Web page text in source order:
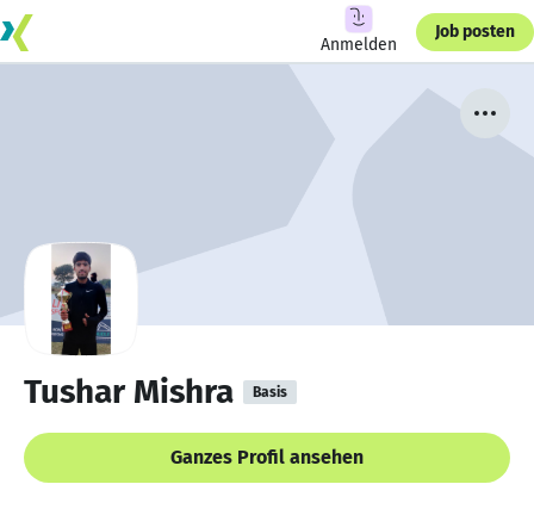
Anmelden
Job posten
Tushar Mishra Basis
Ganzes Profil ansehen